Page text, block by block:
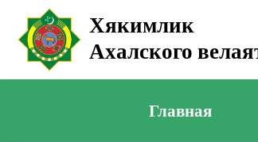
Хякимлик
Ахалского
Главная